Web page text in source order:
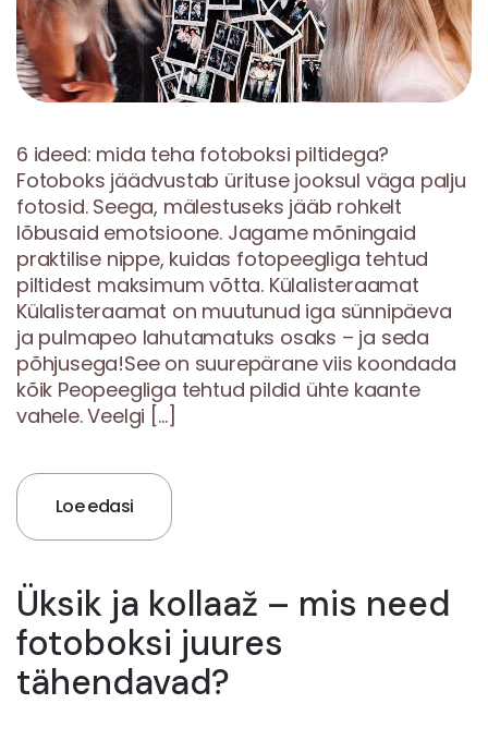
6 ideed: mida teha fotoboksi piltidega?
Fotoboks jäädvustab ürituse jooksul väga palju
fotosid. Seega, mälestuseks jääb rohkelt
lõbusaid emotsioone. Jagame mõningaid
praktilise nippe, kuidas fotopeegliga tehtud
piltidest maksimum võtta. Külalisteraamat
Külalisteraamat on muutunud iga sünnipäeva
ja pulmapeo lahutamatuks osaks – ja seda
põhjusega!See on suurepärane viis koondada
kõik Peopeegliga tehtud pildid ühte kaante
vahele. Veelgi […]
Loe edasi
Üksik ja kollaaž – mis need
fotoboksi juures
tähendavad?